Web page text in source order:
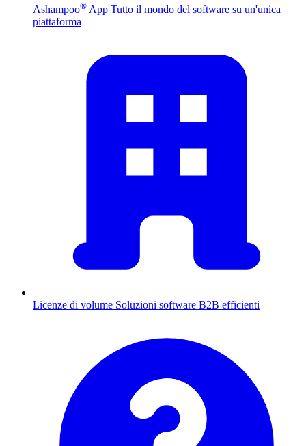
Ashampoo® App Tutto il mondo del software su un'unica
piattaforma
Licenze di volume Soluzioni software B2B efficienti